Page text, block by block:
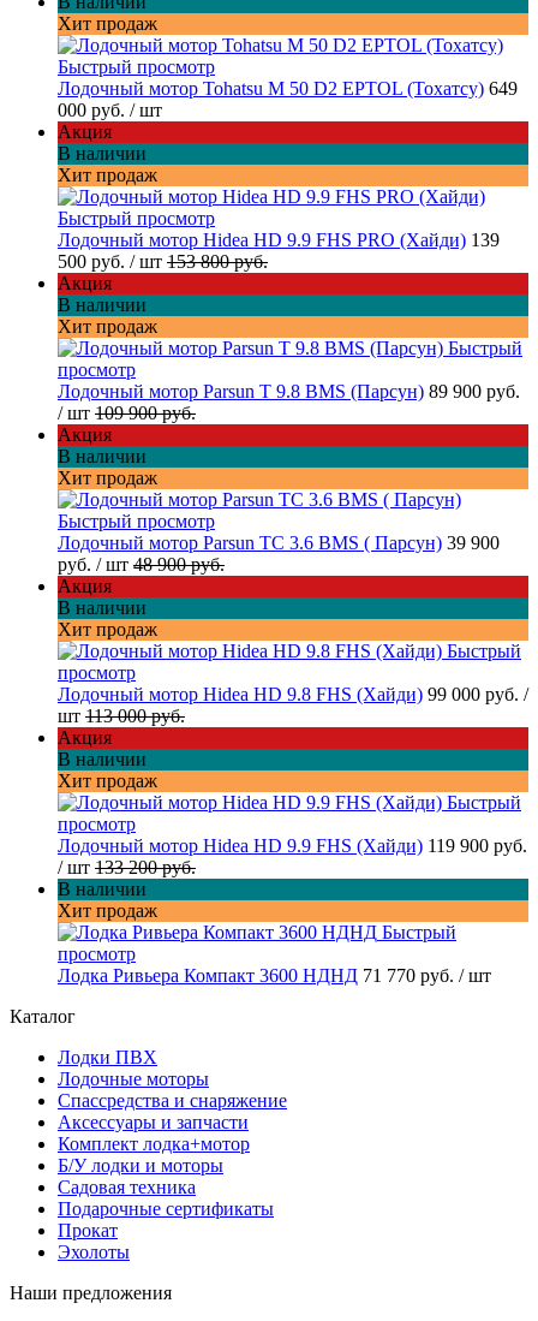
Хит продаж
Быстрый просмотр
Лодочный мотор Tohatsu M 50 D2 EPTOL (Тохатсу) 649
000 руб. / шт
Акция
В наличии
Хит продаж
Быстрый просмотр
Лодочный мотор Hidea HD 9.9 FHS PRO (Хайди) 139
500 руб. / шт 153 800 руб.
Акция
В наличии
Хит продаж
Быстрый
просмотр
Лодочный мотор Parsun T 9.8 BMS (Парсун) 89 900 руб.
/ шт 109 900 руб.
Акция
В наличии
Хит продаж
Быстрый просмотр
Лодочный мотор Parsun TC 3.6 BMS ( Парсун) 39 900
руб. / шт 48 900 руб.
Акция
В наличии
Хит продаж
Быстрый
просмотр
Лодочный мотор Hidea HD 9.8 FHS (Хайди) 99 000 руб. /
шт 113 000 руб.
Акция
В наличии
Хит продаж
Быстрый
просмотр
Лодочный мотор Hidea HD 9.9 FHS (Хайди) 119 900 руб.
/ шт 133 200 руб.
В наличии
Хит продаж
Быстрый
просмотр
Лодка Ривьера Компакт 3600 НДНД 71 770 руб. / шт
Каталог
Лодки ПВХ
Лодочные моторы
Спассредства и снаряжение
Аксессуары и запчасти
Комплект лодка+мотор
Б/У лодки и моторы
Садовая техника
Подарочные сертификаты
Прокат
Эхолоты
Наши предложения